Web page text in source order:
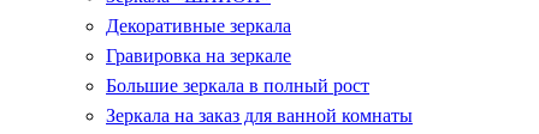
Декоративные зеркала
Гравировка на зеркале
Большие зеркала в полный рост
Зеркала на заказ для ванной комнаты